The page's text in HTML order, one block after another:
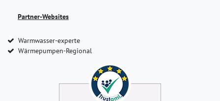
Partner-Websites
Warmwasser-experte
Wärmepumpen-Regional